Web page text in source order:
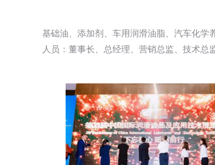
基础油、添加剂、车用润滑油脂、汽车化学
人员：董事长、总经理、营销总监、技术总